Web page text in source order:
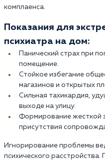
комплаенса.
Показания для
психиатра на дом:
Панический страх при
помещение.
Стойкое избегание
магазинов и открытых
Сильная тахикардия,
выходе на улицу.
Формирование жесткой
присутствия
Игнорирование проблемы
психического